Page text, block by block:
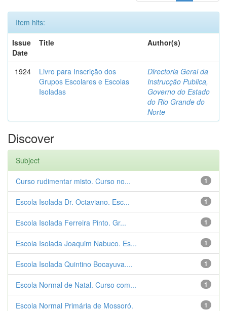
Item hits:
Issue
Date
Title Author(s)
1924
Livro para Inscrição dos
Grupos Escolares e Escolas
Isoladas
Directoria Geral da
Instrucção Publica,
Governo do Estado
do Rio Grande do
Norte
Discover
Subject
1
Curso rudimentar misto. Curso no...
1
Escola Isolada Dr. Octaviano. Esc...
1
Escola Isolada Ferreira Pinto. Gr...
1
Escola Isolada Joaquim Nabuco. Es...
1
Escola Isolada Quintino Bocayuva....
1
Escola Normal de Natal. Curso com...
1
Escola Normal Primária de Mossoró.